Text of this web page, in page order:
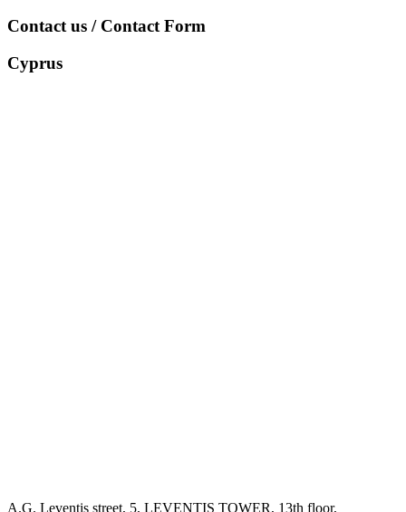
Contact us / Contact Form
Cyprus
A.G. Leventis street, 5, LEVENTIS TOWER, 13th floor,